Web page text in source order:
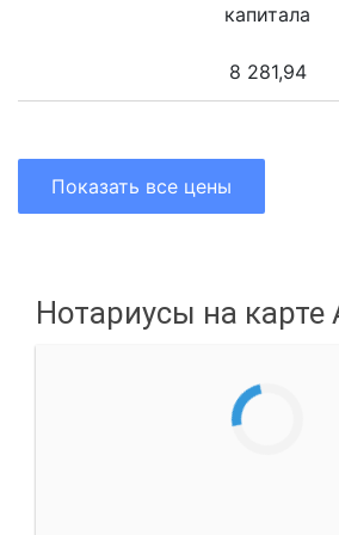
капитала
8 281,94
Показать все цены
Нотариусы на карте